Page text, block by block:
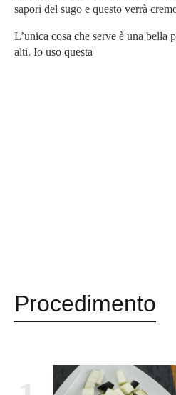
sapori del sugo e questo verrà
L’unica cosa che serve è una bella
alti. Io uso questa
Procedimento